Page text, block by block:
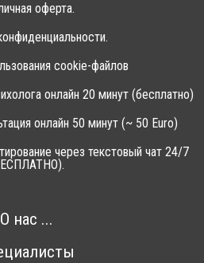
оферта.
cookie-файлов
онлайн 20 минут (бесплатно)
онлайн 50 минут (~ 50 Euro)
через текстовый чат 24/7
О нас ...